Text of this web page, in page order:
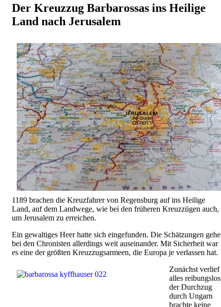
Der Kreuzzug Barbarossas ins Heilige
Land nach Jerusalem
1189 brachen die Kreuzfahrer von Regensburg auf ins Heilige
Land, auf dem Landwege, wie bei den früheren Kreuzzügen auch,
um Jerusalem zu erreichen.
Ein gewaltiges Heer hatte sich eingefunden. Die Schätzungen
bei den Chronisten allerdings weit auseinander. Mit Sicherheit war
es eine der größten Kreuzzugsarmeen, die Europa je verlassen
Zunächst verlief
alles
der Durchzug
durch Ungarn
brachte keine